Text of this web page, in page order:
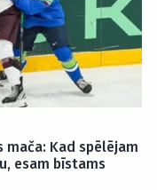
mača: Kad spēlējam
esam bīstams